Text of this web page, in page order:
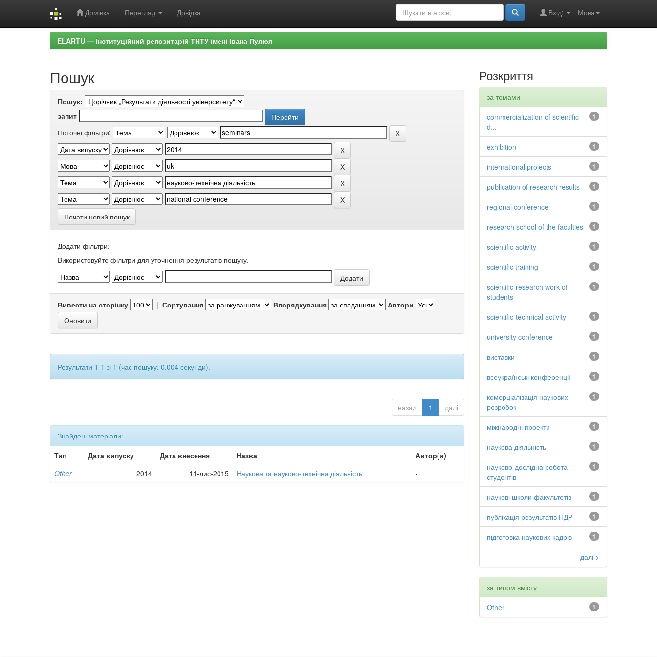
Домівка Перегляд Довідка Мова
Вхід:
ELARTU — Інституційний репозитарій ТНТУ імені Івана Пулюя
Пошук
Пошук:
запит
Поточні фільтри:
Почати новий пошук
Додати фільтри:
Використовуйте фільтри для уточнення результатів пошуку.
Вивести на сторінку | Сортування Впорядкування Автори
Результати 1-1 зі 1 (час пошуку: 0.004 секунди).
назад 1 далі
Знайдені матеріали:
Тип
Дата випуску Дата внесення Назва
Автор(и)
Other
2014 11-лис-2015 Наукова та науково-технічна діяльність -
Розкриття
за темами
1
commercialization of scientific
d...
1
exhibition
1
international projects
1
publication of research results
1
regional conference
1
research school of the faculties
1
scientific activity
1
scientific training
1
scientific-research work of
students
1
scientific-technical activity
1
university conference
1
виставки
1
всеукраїнські конференції
1
комерціалізація наукових
розробок
1
міжнародні проекти
1
наукова діяльність
1
науково-дослідна робота
студентів
1
наукові школи факультетів
1
публікація результатів НДР
1
підготовка наукових кадрів
далі >
за типом вмісту
1
Other